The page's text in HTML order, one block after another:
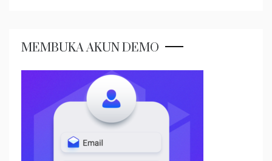
MEMBUKA AKUN DEMO